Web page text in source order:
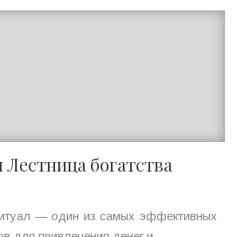
Лестница богатства
— один из самых эффективных